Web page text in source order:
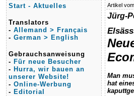
Start - Aktuelles
Translators
- Allemand > Français
- German > English
Gebrauchsanweisung
- Für neue Besucher
- Hurra, wir bauen an
unserer Website!
- Online-Werbung
- Editorial
Artikel
Jürg-
Man
hat